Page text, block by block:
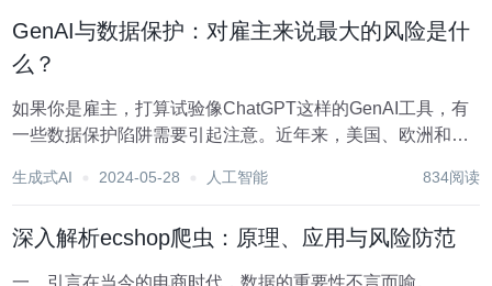
GenAI与数据保护：对雇主来说最大的风险是什
么？
如果你是雇主，打算试验像ChatGPT这样的GenAI工具，有
一些数据保护陷阱需要引起注意。近年来，美国、欧洲和全
人力资源数据输入GenAI工具。毕竟，员工数据通常是高度
生成式AI 2024-05-28 人工智能 834阅读
深入解析ecshop爬虫：原理、应用与风险防范
一、引言在当今的电商时代，数据的重要性不言而喻。